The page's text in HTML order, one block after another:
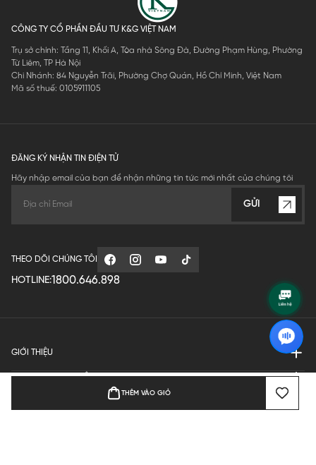
THÊM VÀO GIỎ
CÔNG TY CỔ PHẦN ĐẦU TƯ K&G VIỆT NAM
Trụ sở chính: Tầng 11, Khối A, Tòa nhà Sông Đà, Đường Phạm Hùng, Phường
Từ Liêm, TP Hà Nội
Chi Nhánh: 84 Nguyễn Trãi, Phường Chợ Quán, Hồ Chí Minh, Việt Nam
Mã số thuế: 0105911105
ĐĂNG KÝ NHẬN TIN ĐIỆN TỬ
Hãy nhập email của bạn để nhận những tin tức mới nhất của chúng tôi
GỬI
THEO DÕI CHÚNG TÔI
HOTLINE:1800.646.898
GIỚI THIỆU
QUY ĐỊNH HOẠT ĐỘNG